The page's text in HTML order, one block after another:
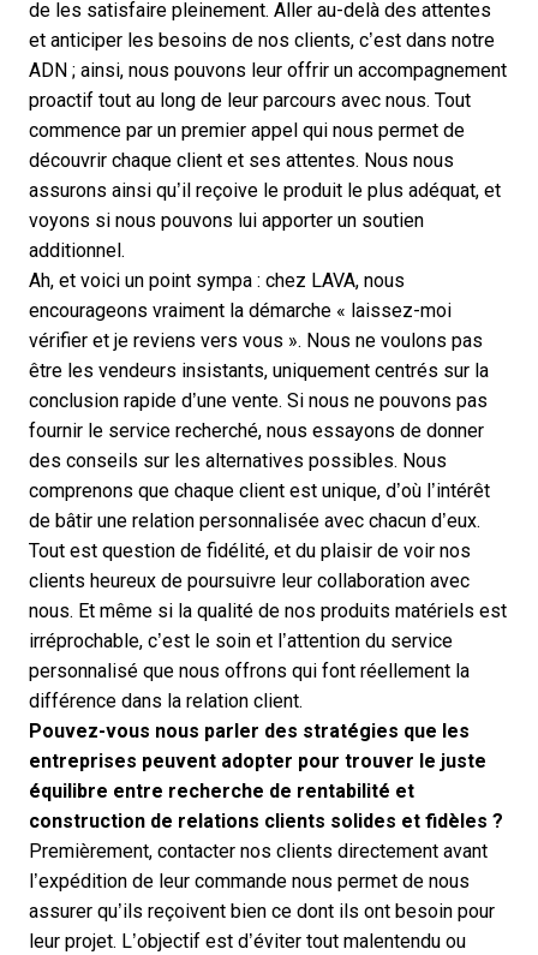
de les satisfaire pleinement. Aller au-delà des attentes
et anticiper les besoins de nos clients, c’est dans notre
ADN ; ainsi, nous pouvons leur offrir un accompagnement
proactif tout au long de leur parcours avec nous. Tout
commence par un premier appel qui nous permet de
découvrir chaque client et ses attentes. Nous nous
assurons ainsi qu’il reçoive le produit le plus adéquat, et
voyons si nous pouvons lui apporter un soutien
additionnel.
Ah, et voici un point sympa : chez LAVA, nous
encourageons vraiment la démarche « laissez-moi
vérifier et je reviens vers vous ». Nous ne voulons pas
être les vendeurs insistants, uniquement centrés sur la
conclusion rapide d’une vente. Si nous ne pouvons pas
fournir le service recherché, nous essayons de donner
des conseils sur les alternatives possibles. Nous
comprenons que chaque client est unique, d’où l’intérêt
de bâtir une relation personnalisée avec chacun d’eux.
Tout est question de fidélité, et du plaisir de voir nos
clients heureux de poursuivre leur collaboration avec
nous. Et même si la qualité de nos produits matériels est
irréprochable, c’est le soin et l’attention du service
personnalisé que nous offrons qui font réellement la
différence dans la relation client.
Pouvez-vous nous parler des stratégies que les
entreprises peuvent adopter pour trouver le juste
équilibre entre recherche de rentabilité et
construction de relations clients solides et fidèles ?
Premièrement, contacter nos clients directement avant
l’expédition de leur commande nous permet de nous
assurer qu’ils reçoivent bien ce dont ils ont besoin pour
leur projet. L’objectif est d’éviter tout malentendu ou